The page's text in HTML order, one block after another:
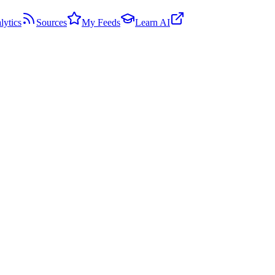
Sources My Feeds
Learn AI